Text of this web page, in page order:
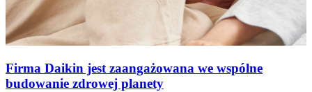
Firma Daikin jest zaangażowana we wspólne
budowanie zdrowej planety